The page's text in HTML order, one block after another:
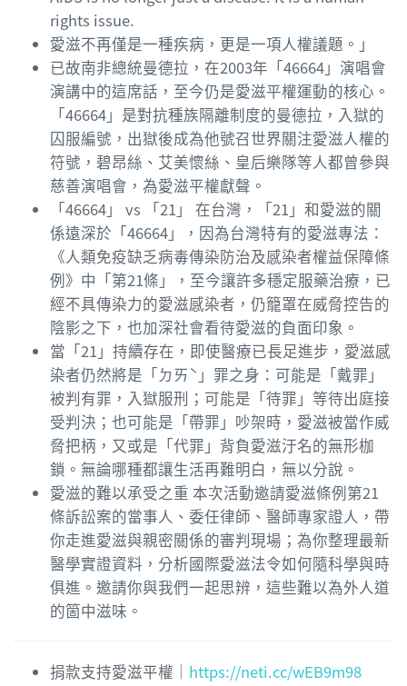
rights issue.
愛滋不再僅是一種疾病，更是一項人權議題。」
已故南非總統曼德拉，在2003年「46664」演唱會
演講中的這席話，至今仍是愛滋平權運動的核心。
「46664」是對抗種族隔離制度的曼德拉，入獄的
囚服編號，出獄後成為他號召世界關注愛滋人權的
符號，碧昂絲、艾美懷絲、皇后樂隊等人都曾參與
慈善演唱會，為愛滋平權獻聲。
「46664」 vs 「21」 在台灣，「21」和愛滋的關
係遠深於「46664」，因為台灣特有的愛滋專法：
《人類免疫缺乏病毒傳染防治及感染者權益保障條
例》中「第21條」，至今讓許多穩定服藥治療，已
經不具傳染力的愛滋感染者，仍籠罩在威脅控告的
陰影之下，也加深社會看待愛滋的負面印象。
當「21」持續存在，即使醫療已長足進步，愛滋感
染者仍然將是「ㄉㄞˋ」罪之身：可能是「戴罪」
被判有罪，入獄服刑；可能是「待罪」等待出庭接
受判決；也可能是「帶罪」吵架時，愛滋被當作威
脅把柄，又或是「代罪」背負愛滋汙名的無形枷
鎖。無論哪種都讓生活再難明白，無以分說。
愛滋的難以承受之重 本次活動邀請愛滋條例第21
條訴訟案的當事人、委任律師、醫師專家證人，帶
你走進愛滋與親密關係的審判現場；為你整理最新
醫學實證資料，分析國際愛滋法令如何隨科學與時
俱進。邀請你與我們一起思辨，這些難以為外人道
的箇中滋味。
捐款支持愛滋平權｜ https://neti.cc/wEB9m98